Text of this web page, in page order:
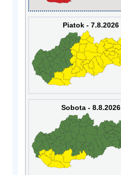
Piatok - 7.8.2026
Sobota - 8.8.2026